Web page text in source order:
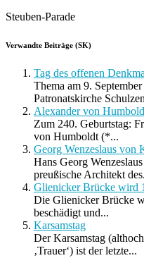
Steuben-Parade
Verwandte Beiträge (SK)
Tag des offenen
Thema am 9.
Patronatskirche
Alexander von
Zum 240. Geburtstag:
von Humboldt (*...
Georg Wenzeslaus von
Hans Georg
preußische Architekt
Glienicker Brücke wird
Die Glienicker Brücke
beschädigt und...
Karsamstag
Der Karsamstag
‚Trauer‘) ist der letzte...